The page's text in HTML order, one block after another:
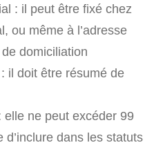
: il peut être fixé chez
ou même à l’adresse
domiciliation
: il doit être résumé de
ne peut excéder 99
dans les statuts